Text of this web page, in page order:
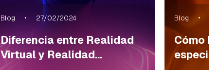
Blog 27/02/2024
Diferencia entre Realidad
Virtual y Realidad...
Blog
Cómo